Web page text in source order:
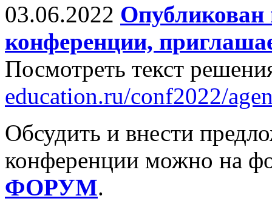
03.06.2022 Опубликован
конференции,
Посмотреть текст
education.ru/conf2022/
Обсудить и внести
конференции можно на
ФОРУМ.